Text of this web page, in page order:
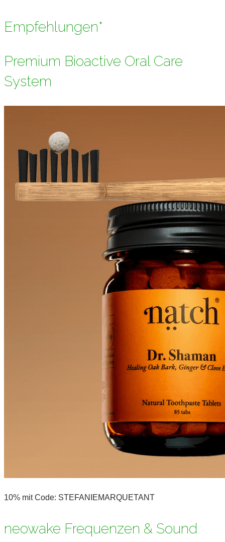
Empfehlungen*
Premium Bioactive Oral Care
System
10% mit Code: STEFANIEMARQUETANT
neowake Frequenzen & Sound